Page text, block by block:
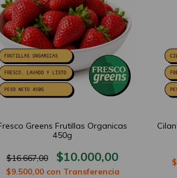
Greens Frutillas Organicas
450g
$16.667,00 $10.000,00
$9.500,00 con Transferencia